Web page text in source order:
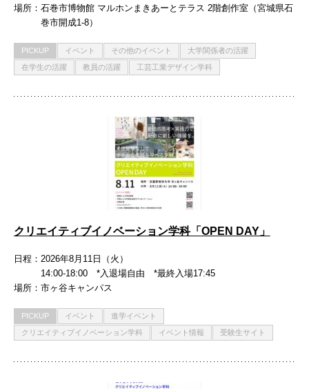
場所
石巻市博物館 マルホンまきあーとテラス 2階創作室（宮城県石
巻市開成1-8）
PICKUP イベント その他のイベント
大学関係者の活躍
在学生の活躍
教員の活躍 工芸工業デザイン学科
クリエイティブイノベーション学科「OPEN DAY」
日程
2026年8月11日（火）
14:00-18:00 *入退場自由 *最終入場17:45
場所
市ヶ谷キャンパス
PICKUP イベント
進学イベント
クリエイティブイノベーション学科
イベント情報 受験生サイト